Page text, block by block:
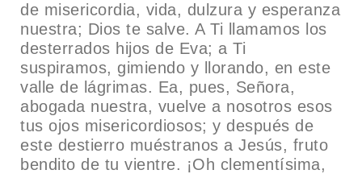
de misericordia, vida, dulzura y esperanza
nuestra; Dios te salve. A Ti llamamos los
desterrados hijos de Eva; a Ti
suspiramos, gimiendo y llorando, en este
valle de lágrimas. Ea, pues, Señora,
abogada nuestra, vuelve a nosotros esos
tus ojos misericordiosos; y después de
este destierro muéstranos a Jesús, fruto
bendito de tu vientre. ¡Oh clementísima,